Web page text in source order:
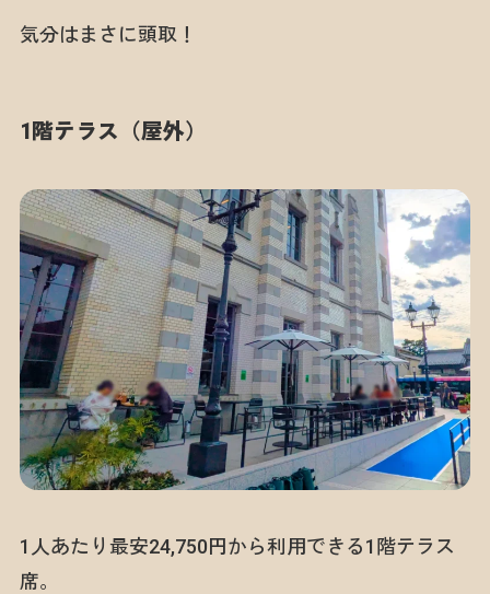
気分はまさに頭取！
1階テラス（屋外）
1人あたり最安24,750円から利用できる1階テラス
席。